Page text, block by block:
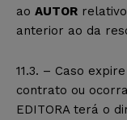
ao AUTOR
anterior ao da
11.3. – Caso
contrato ou
EDITORA terá o